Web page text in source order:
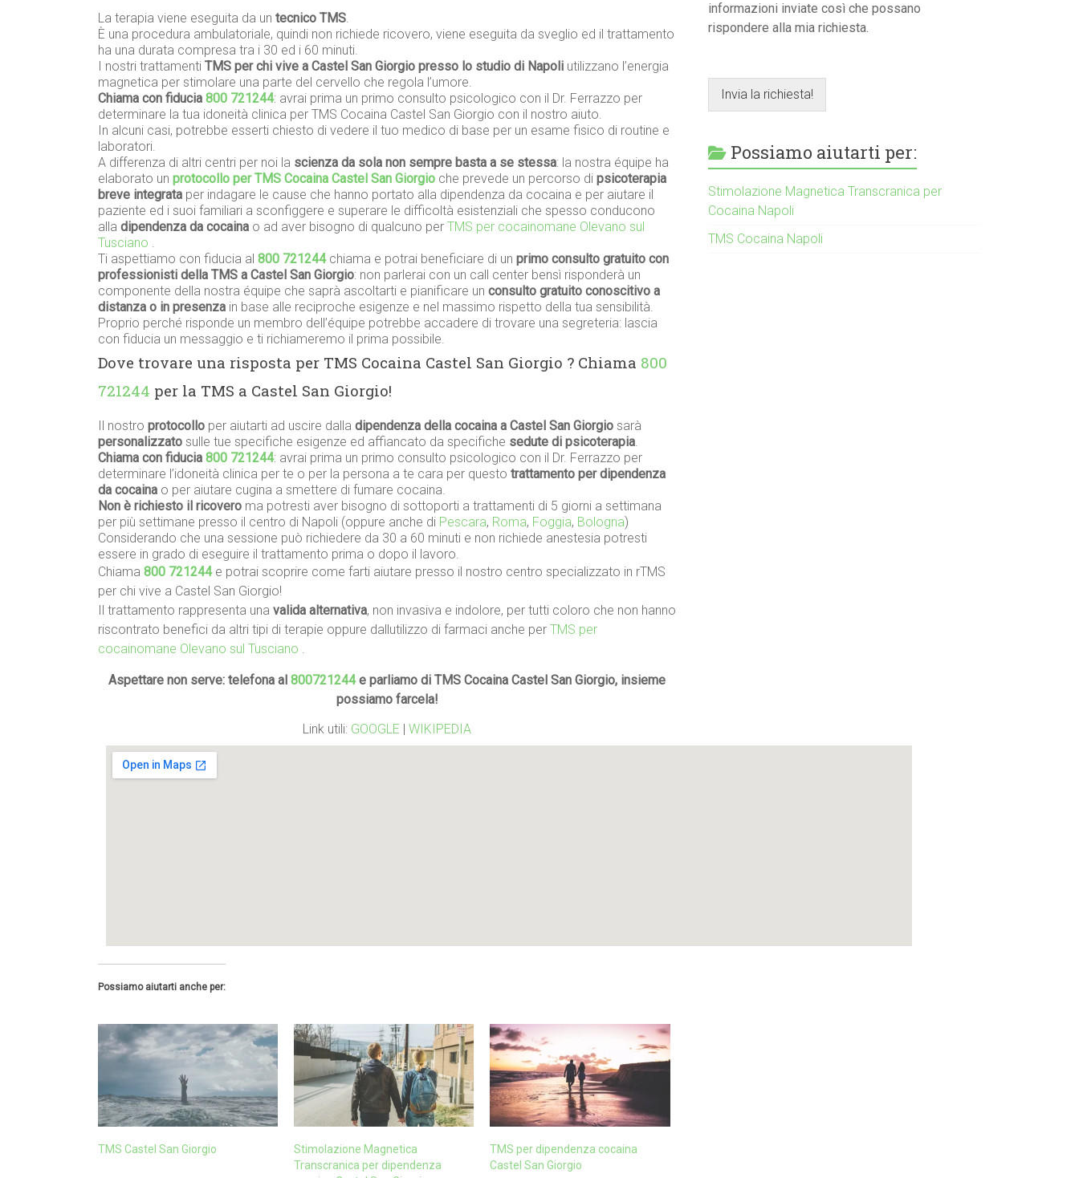
La terapia viene eseguita da un tecnico TMS.
È una procedura ambulatoriale, quindi non richiede ricovero, viene eseguita da sveglio ed il trattamento
ha una durata compresa tra i 30 ed i 60 minuti.
I nostri trattamenti TMS per chi vive a Castel San Giorgio presso lo studio di Napoli utilizzano l’energia
magnetica per stimolare una parte del cervello che regola l’umore.
Chiama con fiducia 800 721244: avrai prima un primo consulto psicologico con il Dr. Ferrazzo per
determinare la tua idoneità clinica per TMS Cocaina Castel San Giorgio con il nostro aiuto.
In alcuni casi, potrebbe esserti chiesto di vedere il tuo medico di base per un esame fisico di routine e
laboratori.
A differenza di altri centri per noi la scienza da sola non sempre basta a se stessa: la nostra équipe ha
elaborato un protocollo per TMS Cocaina Castel San Giorgio che prevede un percorso di psicoterapia
breve integrata per indagare le cause che hanno portato alla dipendenza da cocaina e per aiutare il
paziente ed i suoi familiari a sconfiggere e superare le difficoltà esistenziali che spesso conducono
alla dipendenza da cocaina o ad aver bisogno di qualcuno per TMS per cocainomane Olevano sul
Tusciano .
Ti aspettiamo con fiducia al 800 721244chiama e potrai beneficiare di un primo consulto gratuito con
professionisti della TMS a Castel San Giorgio: non parlerai con un call center bensì risponderà un
componente della nostra équipe che saprà ascoltarti e pianificare un consulto gratuito conoscitivo a
distanza o in presenza in base alle reciproche esigenze e nel massimo rispetto della tua sensibilità.
Proprio perché risponde un membro dell’équipe potrebbe accadere di trovare una segreteria: lascia
con fiducia un messaggio e ti richiameremo il prima possibile.
Dove trovare una risposta per TMS Cocaina Castel San Giorgio ? Chiama 800
721244 per la TMS a Castel San Giorgio!
Il nostro protocollo per aiutarti ad uscire dalla dipendenza della cocaina a Castel San Giorgio sarà
personalizzato sulle tue specifiche esigenze ed affiancato da specifiche sedute di psicoterapia.
Chiama con fiducia 800 721244: avrai prima un primo consulto psicologico con il Dr. Ferrazzo per
determinare l’idoneità clinica per te o per la persona a te cara per questo trattamento per dipendenza
da cocaina o per aiutare cugina a smettere di fumare cocaina.
Non è richiesto il ricovero ma potresti aver bisogno di sottoporti a trattamenti di 5 giorni a settimana
per più settimane presso il centro di Napoli (oppure anche di Pescara, Roma, Foggia, Bologna)
Considerando che una sessione può richiedere da 30 a 60 minuti e non richiede anestesia potresti
essere in grado di eseguire il trattamento prima o dopo il lavoro.
Chiama 800 721244e potrai scoprire come farti aiutare presso il nostro centro specializzato in rTMS
per chi vive a Castel San Giorgio!
Il trattamento rappresenta una valida alternativa, non invasiva e indolore, per tutti coloro che non hanno
riscontrato benefici da altri tipi di terapie oppure dallutilizzo di farmaci anche per TMS per
cocainomane Olevano sul Tusciano .
Aspettare non serve: telefona al 800721244e parliamo di TMS Cocaina Castel San Giorgio, insieme
possiamo farcela!
Link utili: GOOGLE | WIKIPEDIA
Possiamo aiutarti anche per:
TMS Castel San Giorgio
Stimolazione Magnetica
Transcranica per dipendenza
TMS per dipendenza cocaina
Castel San Giorgio
informazioni inviate così che possano
rispondere alla mia richiesta.
Invia la richiesta!
Possiamo aiutarti per:
Stimolazione Magnetica Transcranica per
Cocaina Napoli
TMS Cocaina Napoli